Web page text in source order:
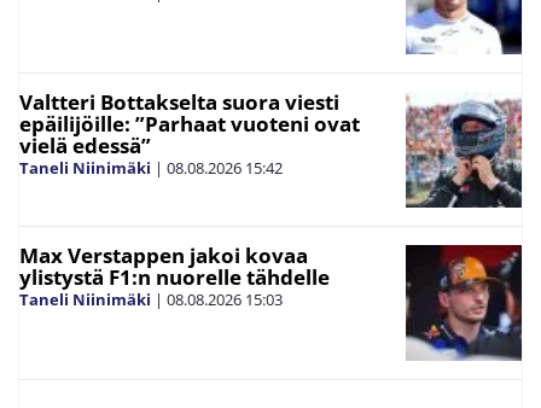
Valtteri Bottakselta suora viesti
epäilijöille: ”Parhaat vuoteni ovat
vielä edessä”
Taneli Niinimäki | 08.08.2026 15:42
Max Verstappen jakoi kovaa
ylistystä F1:n nuorelle tähdelle
Taneli Niinimäki | 08.08.2026 15:03